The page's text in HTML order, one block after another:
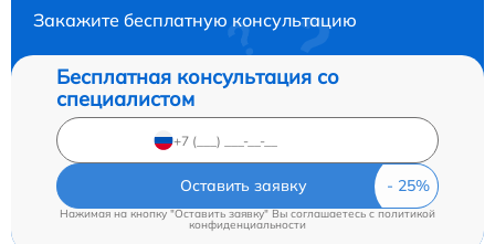
Закажите бесплатную консультацию
Бесплатная консультация со
специалистом
Оставить заявку
Нажимая на кнопку "Оставить заявку" Вы соглашаетесь c политикой
конфиденциальности